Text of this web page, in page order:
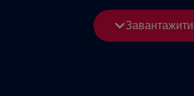
€5,-/GB